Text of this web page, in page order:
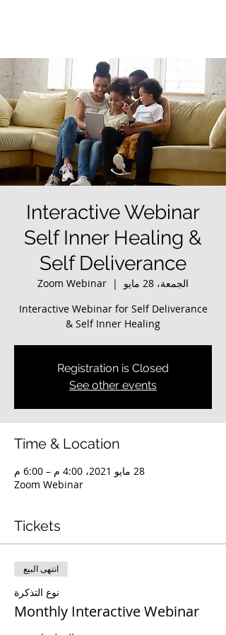
Interactive Webinar
Self Inner Healing &
Self Deliverance
الجمعة، 28 مايو
  |
Zoom Webinar
Interactive Webinar for Self Deliverance
& Self Inner Healing
Registration is Closed
See other events
Time & Location
28 مايو 2021، 4:00 م – 6:00 م
Zoom Webinar
Tickets
انتهى البيع
نوع التذكرة
Monthly Interactive Webinar